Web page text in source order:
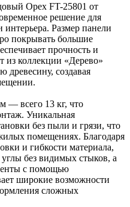
Орех FT-25801 от
решение для
Размер панели
покрывать большие
прочность и
из коллекции «Дерево»
древесину, создавая
— всего 13 кг, что
Уникальная
без пыли и грязи, что
помещениях. Благодаря
и гибкости материала,
без видимых стыков, а
с помощью
широкие возможности
сложных